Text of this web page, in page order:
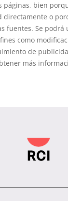
páginas, bien
directamente o
fuentes. Se podrá
como
de
más